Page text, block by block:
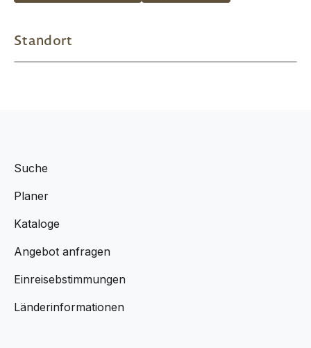
Standort
Suche
Planer
Kataloge
Angebot anfragen
Einreisebstimmungen
Länderinformationen